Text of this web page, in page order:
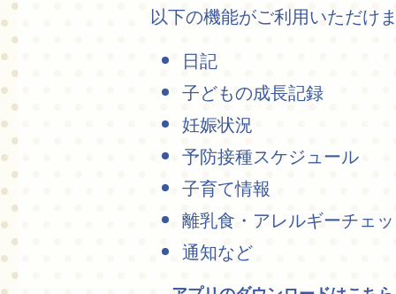
以下の機能がご利用いただけ
日記
子どもの成長記録
妊娠状況
予防接種スケジュール
子育て情報
離乳食・アレルギーチェ
通知など